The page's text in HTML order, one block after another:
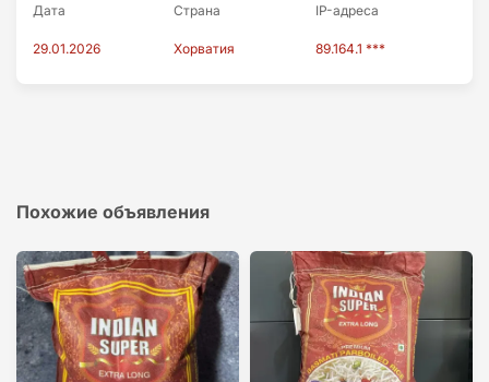
Дата Страна IP-адресa
29.01.2026 Хорватия 89.164.1 ***
Похожие объявления